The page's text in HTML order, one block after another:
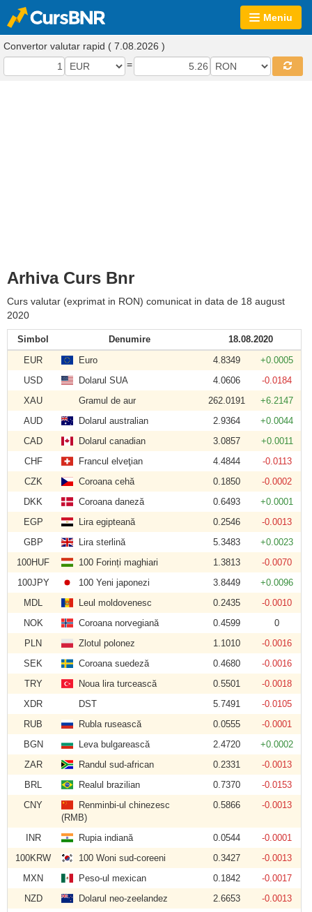
Meniu
Convertor valutar rapid ( 7.08.2026 )
=
Arhiva Curs Bnr
Curs valutar (exprimat in RON) comunicat in data de 18 august
2020
Simbol Denumire
18.08.2020
EUR
Euro 4.8349
+0.0005
USD
Dolarul SUA 4.0606
-0.0184
XAU
Gramul de aur 262.0191
+6.2147
AUD
Dolarul australian 2.9364
+0.0044
CAD
Dolarul canadian 3.0857
+0.0011
CHF
Francul elveţian 4.4844
-0.0113
CZK
Coroana cehă 0.1850
-0.0002
DKK
Coroana daneză 0.6493
+0.0001
EGP
Lira egipteană 0.2546
-0.0013
GBP
Lira sterlină 5.3483
+0.0023
100HUF
100 Forinți maghiari 1.3813
-0.0070
100JPY
100 Yeni japonezi 3.8449
+0.0096
MDL
Leul moldovenesc 0.2435
-0.0010
NOK
Coroana norvegiană 0.4599
0
PLN
Zlotul polonez 1.1010
-0.0016
SEK
Coroana suedeză 0.4680
-0.0016
TRY
Noua lira turcească 0.5501
-0.0018
XDR
DST 5.7491
-0.0105
RUB
Rubla rusească 0.0555
-0.0001
BGN
Leva bulgarească 2.4720
+0.0002
ZAR
Randul sud-african 0.2331
-0.0013
BRL
Realul brazilian 0.7370
-0.0153
CNY
Renminbi-ul chinezesc
(RMB)
0.5866 -0.0013
INR Rupia indiană 0.0544
-0.0001
100KRW
100 Woni sud-coreeni 0.3427
-0.0013
MXN
Peso-ul mexican 0.1842
-0.0017
NZD
Dolarul neo-zeelandez 2.6653
-0.0013